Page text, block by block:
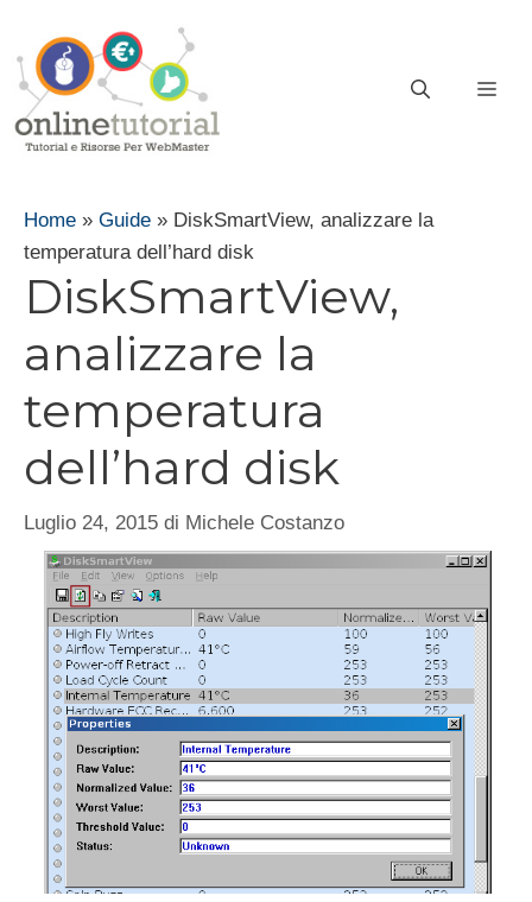
contenuto
Home » Guide » DiskSmartView, analizzare la
temperatura dell’hard disk
DiskSmartView,
analizzare la
temperatura
dell’hard disk
Luglio 24, 2015 di Michele Costanzo